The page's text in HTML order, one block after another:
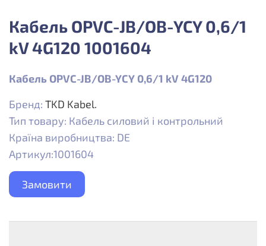
Кабель OPVC-JB/OB-YCY 0,6/1
kV 4G120 1001604
Кабель OPVC-JB/OB-YCY 0,6/1 kV 4G120
Бренд: TKD Kabel.
Тип товару: Кабель силовий і контрольний
Країна виробництва: DE
Артикул:1001604
Замовити